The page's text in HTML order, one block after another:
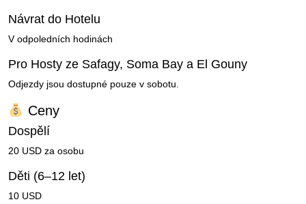
Návrat do Hotelu
V odpoledních hodinách
Pro Hosty ze Safagy, Soma Bay a El Gouny
Odjezdy jsou dostupné pouze v sobotu.
Ceny
Dospělí
20 USD za osobu
Děti (6–12 let)
10 USD